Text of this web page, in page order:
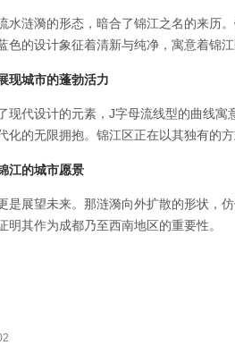
水涟漪的形态，暗合了锦江之名的来历
色的设计象征着清新与纯净，寓意着锦
现城市的蓬勃活力
现代设计的元素，J字母流线型的曲线
化的无限拥抱。锦江区正在以其独有的
江的城市愿景
是展望未来。那涟漪向外扩散的形状，
其作为成都乃至西南地区的重要性。